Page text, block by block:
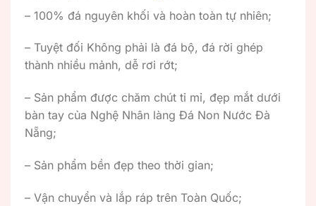
– 100% đá nguyên khối và hoàn toàn tự nhiên;
– Tuyệt đối Không phải là đá bộ, đá rời ghép
thành nhiều mảnh, dễ rơi rớt;
– Sản phẩm được chăm chút tỉ mỉ, đẹp mắt dưới
bàn tay của Nghệ Nhân làng Đá Non Nước Đà
Nẵng;
– Sản phẩm bền đẹp theo thời gian;
– Vận chuyển và lắp ráp trên Toàn Quốc;